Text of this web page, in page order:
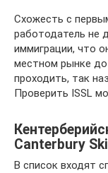
Схожесть с
работодатель не
иммиграции, что
местном рынке
проходить, так
Проверить ISSL
Canterbury
В список входят